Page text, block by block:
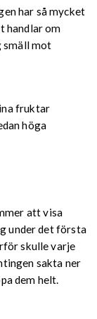
har så mycket
handlar om
smäll mot
fruktar
höga
att visa
under det första
skulle varje
sakta ner
dem helt.